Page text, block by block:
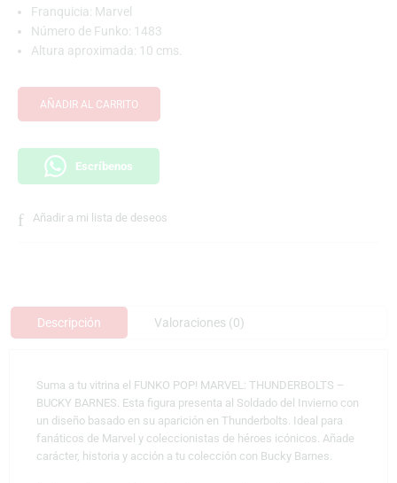
Franquicia: Marvel
Número de Funko: 1483
Altura aproximada: 10 cms.
AÑADIR AL CARRITO
Escríbenos
Añadir a mi lista de deseos
Descripción Valoraciones (0)
Suma a tu vitrina el FUNKO POP! MARVEL: THUNDERBOLTS –
BUCKY BARNES. Esta figura presenta al Soldado del Invierno con
un diseño basado en su aparición en Thunderbolts. Ideal para
fanáticos de Marvel y coleccionistas de héroes icónicos. Añade
carácter, historia y acción a tu colección con Bucky Barnes.